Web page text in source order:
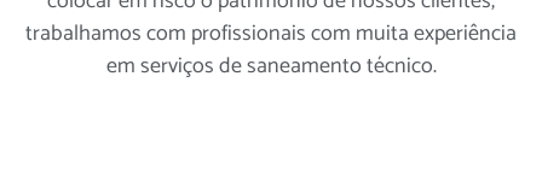
trabalhamos com profissionais com muita experiência
em serviços de saneamento técnico.